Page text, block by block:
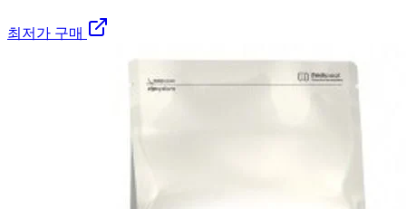
최저가 구매